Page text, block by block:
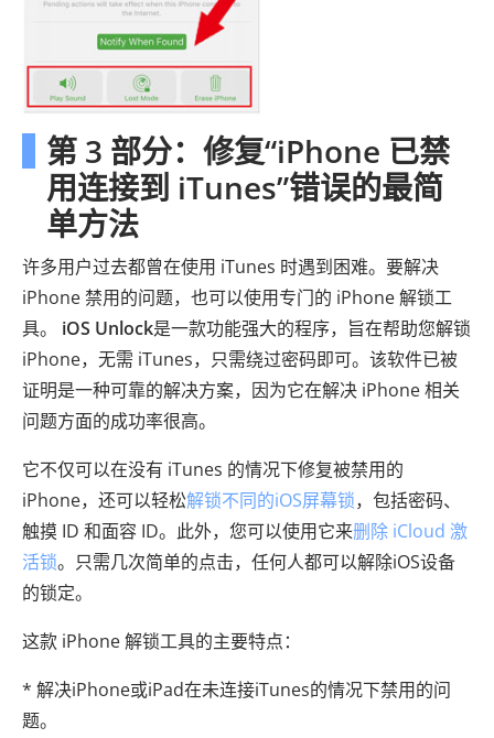
第 3 部分：修复“iPhone 已禁
用连接到 iTunes”错误的最简
单方法
许多用户过去都曾在使用 iTunes 时遇到困难。要解决
iPhone 禁用的问题，也可以使用专门的 iPhone 解锁工
具。 iOS Unlock是一款功能强大的程序，旨在帮助您解锁
iPhone，无需 iTunes，只需绕过密码即可。该软件已被
证明是一种可靠的解决方案，因为它在解决 iPhone 相关
问题方面的成功率很高。
它不仅可以在没有 iTunes 的情况下修复被禁用的
iPhone，还可以轻松解锁不同的iOS屏幕锁，包括密码、
触摸 ID 和面容 ID。此外，您可以使用它来删除 iCloud 激
活锁。只需几次简单的点击，任何人都可以解除iOS设备
的锁定。
这款 iPhone 解锁工具的主要特点：
* 解决iPhone或iPad在未连接iTunes的情况下禁用的问
题。